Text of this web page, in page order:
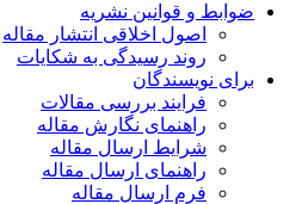
ضوابط و قوانین نشریه
اصول اخلاقی انتشار مقاله
روند رسیدگی به شکایات
برای نویسندگان
فرایند بررسی مقالات
راهنمای نگارش مقاله
شرایط ارسال مقاله
راهنمای ارسال مقاله
فرم ارسال مقاله